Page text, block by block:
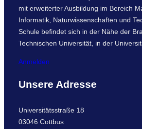
mit erweiterter Ausbildung im Bereich
Informatik, Naturwissenschaften und
Schule befindet sich in der Nähe der
Technischen Universität, in der
Anmelden
Unsere Adresse
Universitätsstraße 18
03046 Cottbus